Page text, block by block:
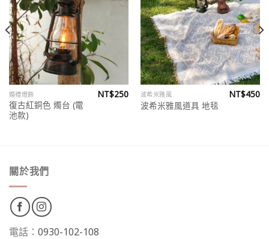
婚禮燈飾
復古紅銅色 燭台 (電
池款)
NT$250
Add to
wishlist
波希米雅風
波希米雅風道具 地毯
NT$450
關於我們
電話： 0930-102-108